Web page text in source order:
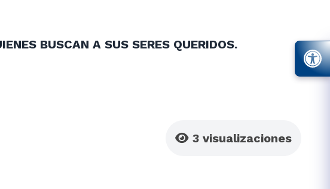
BUSCAN A SUS SERES QUERIDOS.
3 visualizaciones